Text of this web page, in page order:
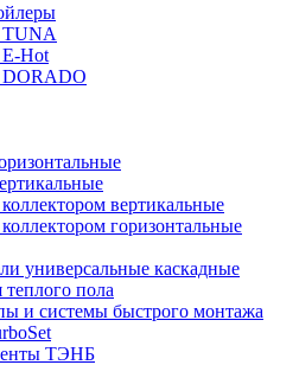
Hot
вертикальные
горизонтальные
универсальные каскадные
пола
и системы быстрого монтажа
ТЭНБ